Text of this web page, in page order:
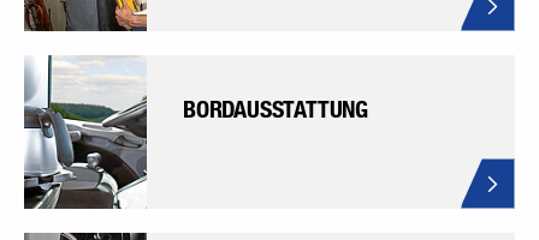
BORDAUSSTATTUNG